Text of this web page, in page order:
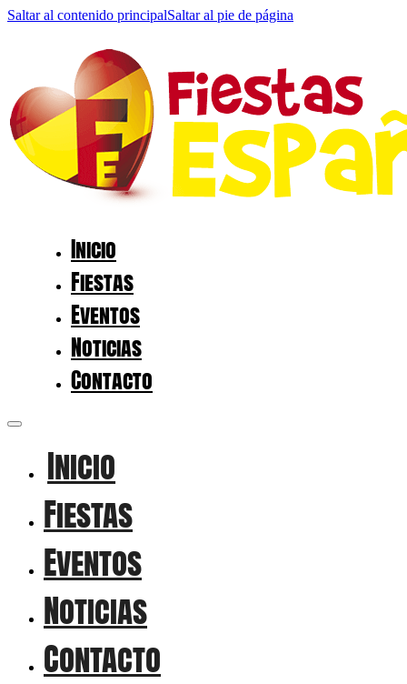
Saltar al contenido principalSaltar al pie de página
Inicio
Fiestas
Eventos
Noticias
Contacto
Inicio
Fiestas
Eventos
Noticias
Contacto